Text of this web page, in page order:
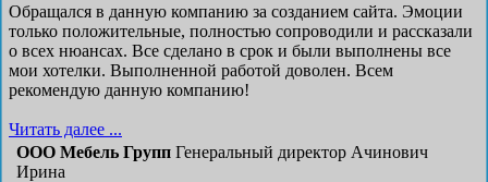
Обращался в данную компанию за созданием сайта. Эмоции
только положительные, полностью сопроводили и рассказали
о всех нюансах. Все сделано в срок и были выполнены все
мои хотелки. Выполненной работой доволен. Всем
рекомендую данную компанию!
Читать далее ...
ООО Мебель Групп Генеральный директор Ачинович
Ирина